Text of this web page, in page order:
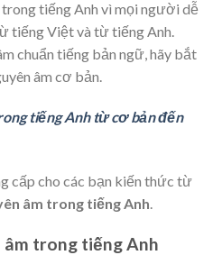
tiếng Anh vì mọi người dễ
tiếng Việt và từ tiếng Anh.
chuẩn tiếng bản ngữ, hãy bắt
âm cơ bản.
tiếng Anh từ cơ bản đến
cấp cho các bạn kiến thức từ
âm trong tiếng Anh.
âm trong tiếng Anh